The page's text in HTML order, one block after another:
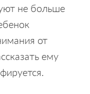
не больше
от
ему